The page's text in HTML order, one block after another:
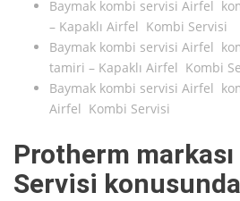
Baymak kombi servisi Airfel
– Kapaklı Airfel Kombi Servisi
Baymak kombi servisi Airfel
tamiri – Kapaklı Airfel Kombi
Baymak kombi servisi Airfel
Airfel Kombi Servisi
Protherm
Servisi